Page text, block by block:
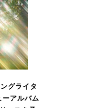
グライタ
アルバム